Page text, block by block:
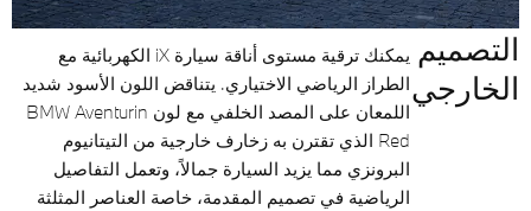
التصميم
الخارجي
يمكنك ترقية مستوى أناقة سيارة iX الكهربائية مع
الطراز الرياضي الاختياري. يتناقض اللون الأسود شديد
اللمعان على المصد الخلفي مع لون BMW Aventurin
Red الذي تقترن به زخارف خارجية من التيتانيوم
البرونزي مما يزيد السيارة جمالاً، وتعمل التفاصيل
الرياضية في تصميم المقدمة، خاصة العناصر المثلثة